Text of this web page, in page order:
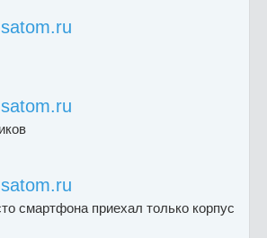
смартфона приехал только корпус